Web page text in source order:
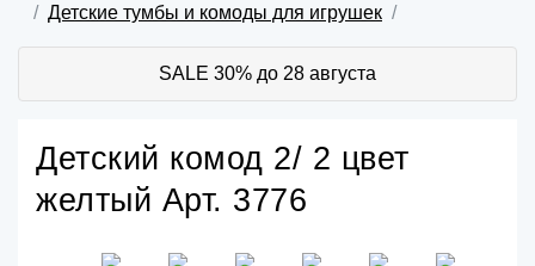
Детские тумбы и комоды для игрушек
SALE 30% до 28 августа
Детский комод 2/ 2 цвет
желтый Арт. 3776